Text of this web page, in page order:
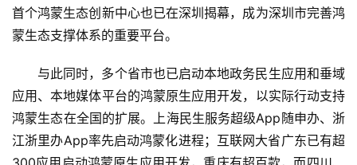
商
业
费
生
活
首个鸿蒙生态创新中心也已在深圳揭幕，成为深圳市完善鸿
蒙生态支撑体系的重要平台。
与此同时，多个省市也已启动本地政务民生应用和垂域
应用、本地媒体平台的鸿蒙原生应用开发，以实际行动支持
鸿蒙生态在全国的扩展。上海民生服务超级App随申办、浙
江浙里办App率先启动鸿蒙化进程；互联网大省广东已有超